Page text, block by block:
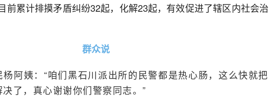
前累计排摸矛盾纠纷32起，化解23起，有效促进了辖区内社会治
群众说
阿姨：“咱们黑石川派出所的民警都是热心肠，这么快就把
了，真心谢谢你们警察同志。”